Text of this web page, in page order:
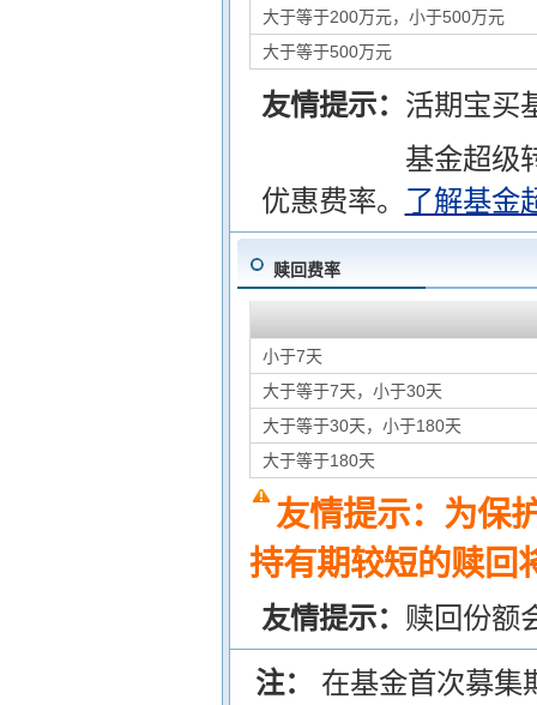
大于等于200万元，小于500万元
大于等于500万元
友情提示： 活期宝买
基金超级
优惠费率。 了解基金
赎回费率
小于7天
大于等于7天，小于30天
大于等于30天，小于180天
大于等于180天
友情提示：为保
持有期较短的赎回
友情提示： 赎回份额
注： 在基金首次募集